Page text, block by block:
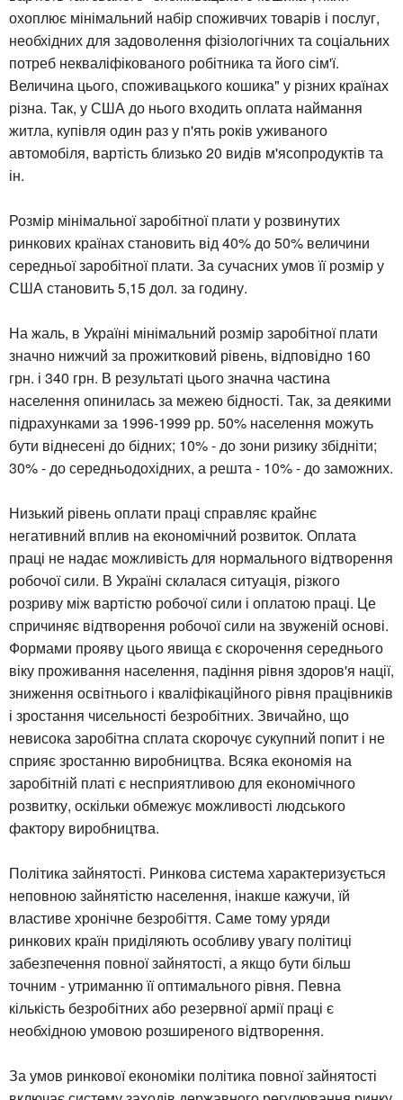
охоплює мінімальний набір споживчих товарів і послуг,
необхідних для задоволення фізіологічних та соціальних
потреб некваліфікованого робітника та його сім'ї.
Величина цього, споживацького кошика" у різних країнах
різна. Так, у США до нього входить оплата наймання
житла, купівля один раз у п'ять років уживаного
автомобіля, вартість близько 20 видів м'ясопродуктів та
ін.
Розмір мінімальної заробітної плати у розвинутих
ринкових країнах становить від 40% до 50% величини
середньої заробітної плати. За сучасних умов її розмір у
США становить 5,15 дол. за годину.
На жаль, в Україні мінімальний розмір заробітної плати
значно нижчий за прожитковий рівень, відповідно 160
грн. і 340 грн. В результаті цього значна частина
населення опинилась за межею бідності. Так, за деякими
підрахунками за 1996-1999 рр. 50% населення можуть
бути віднесені до бідних; 10% - до зони ризику збідніти;
30% - до середньодохідних, а решта - 10% - до заможних.
Низький рівень оплати праці справляє крайнє
негативний вплив на економічний розвиток. Оплата
праці не надає можливість для нормального відтворення
робочої сили. В Україні склалася ситуація, різкого
розриву між вартістю робочої сили і оплатою праці. Це
спричиняє відтворення робочої сили на звуженій основі.
Формами прояву цього явища є скорочення середнього
віку проживання населення, падіння рівня здоров'я нації,
зниження освітнього і кваліфікаційного рівня працівників
і зростання чисельності безробітних. Звичайно, що
невисока заробітна сплата скорочує сукупний попит і не
сприяє зростанню виробництва. Всяка економія на
заробітній платі є несприятливою для економічного
розвитку, оскільки обмежує можливості людського
фактору виробництва.
Політика зайнятості. Ринкова система характеризується
неповною зайнятістю населення, інакше кажучи, їй
властиве хронічне безробіття. Саме тому уряди
ринкових країн приділяють особливу увагу політиці
забезпечення повної зайнятості, а якщо бути більш
точним - утриманню її оптимального рівня. Певна
кількість безробітних або резервної армії праці є
необхідною умовою розширеного відтворення.
За умов ринкової економіки політика повної зайнятості